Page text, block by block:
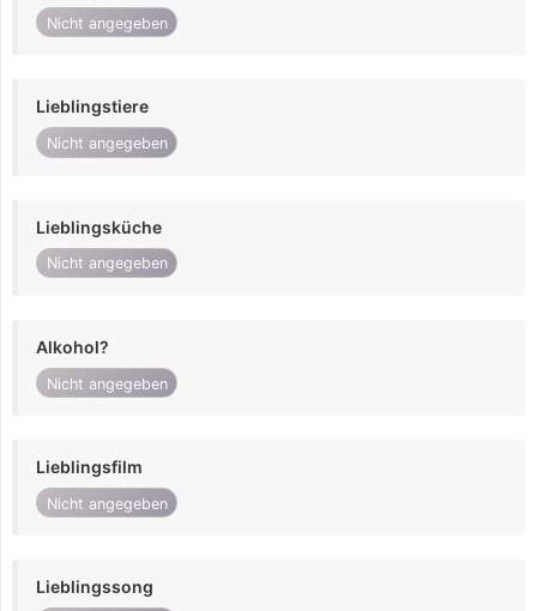
Nicht angegeben
Lieblingstiere
Nicht angegeben
Lieblingsküche
Nicht angegeben
Alkohol?
Nicht angegeben
Lieblingsfilm
Nicht angegeben
Lieblingssong